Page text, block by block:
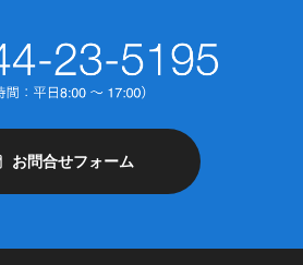
お問合せフォーム